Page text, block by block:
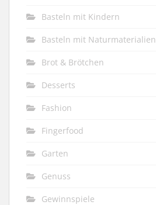
Basteln mit Kindern
Basteln mit Naturmaterialien
Brot & Brötchen
Desserts
Fashion
Fingerfood
Garten
Genuss
Gewinnspiele